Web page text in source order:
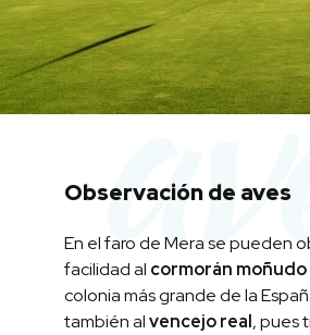
Observación de aves
En el faro de Mera se pueden
facilidad al cormorán moñudo
colonia más grande de la
también alvencejo real, pues